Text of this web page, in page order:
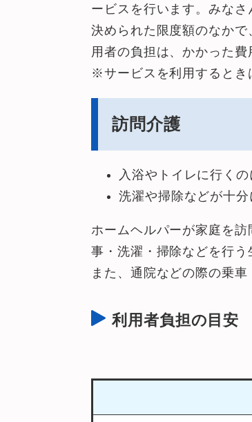
ービスを行います。みな
決められた限度額のなか
用者の負担は、かかった費
※サービスを利用するとき
訪問介護
入浴やトイレに行く
洗濯や掃除などが十
ホームヘルパーが家庭を
事・洗濯・掃除などを行う
また、通院などの際の乗
利用者負担の目安